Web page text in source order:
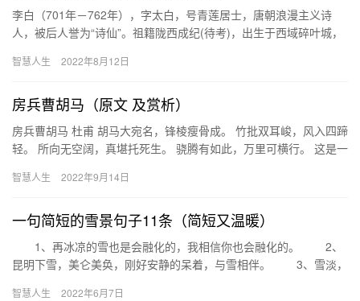
李白（701年－762年），字太白，号青莲居士，唐朝浪漫主义诗
人，被后人誉为“诗仙”。祖籍陇西成纪(待考)，出生于西域碎叶城，
智慧人生 2022年8月12日
房兵曹胡马（原文 及赏析）
房兵曹胡马 杜甫 胡马大宛名，锋棱瘦骨成。 竹批双耳峻，风入四蹄
轻。 所向无空阔，真堪托死生。 骁腾有如此，万里可横行。 这是一
智慧人生 2022年9月14日
一句简短的雪景句子11条（简短又温暖）
1、再冰凉的雪也是会融化的，我相信你也会融化的。 2、
昆明下雪，美仑美奂，刚好安静的呆着，与雪相伴。 3、雪淡，
智慧人生 2022年6月7日